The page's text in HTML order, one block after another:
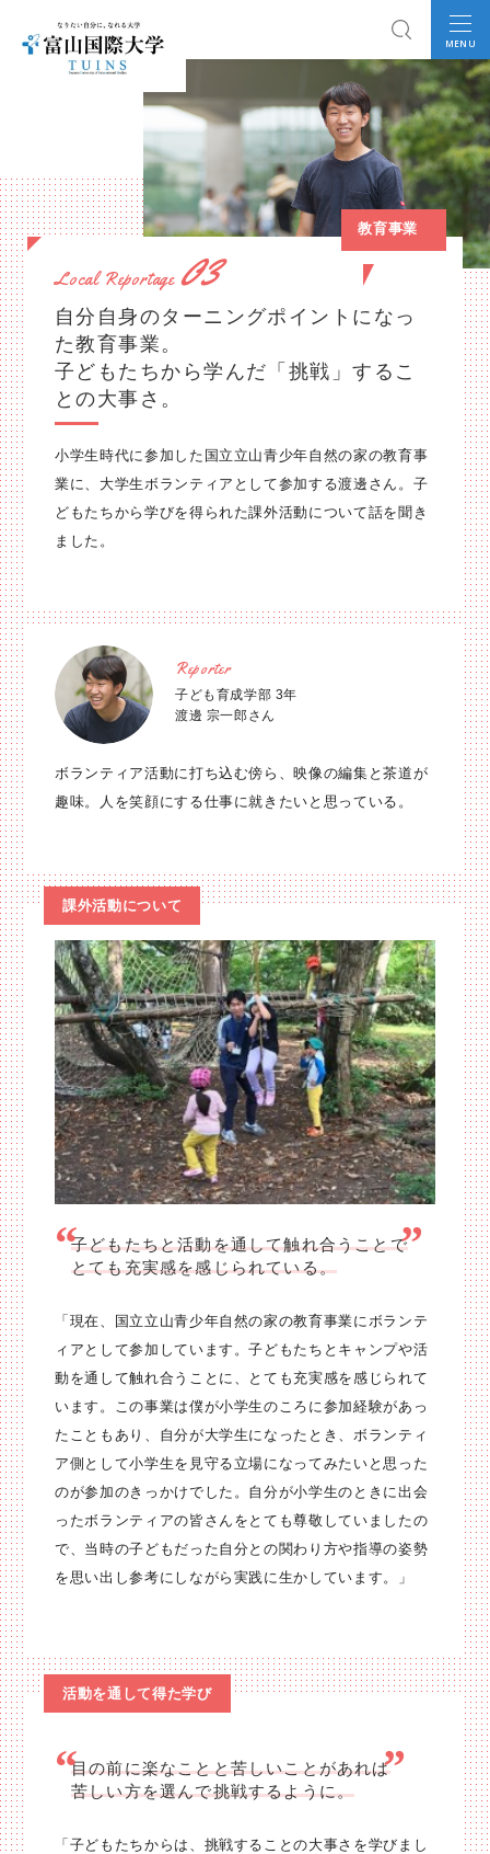
MENU
教育事業
Local Reportage 03
自分自身のターニングポイントになっ
た教育事業。
子どもたちから学んだ「挑戦」するこ
との大事さ。
小学生時代に参加した国立立山青少年自然の家の教育事
業に、大学生ボランティアとして参加する渡邊さん。子
どもたちから学びを得られた課外活動について話を聞き
ました。
Reporter
子ども育成学部 3年
渡邊 宗一郎さん
ボランティア活動に打ち込む傍ら、映像の編集と茶道が
趣味。人を笑顔にする仕事に就きたいと思っている。
課外活動について
子どもたちと活動を通して触れ合うことで
とても充実感を感じられている。
「現在、国立立山青少年自然の家の教育事業にボランテ
ィアとして参加しています。子どもたちとキャンプや活
動を通して触れ合うことに、とても充実感を感じられて
います。この事業は僕が小学生のころに参加経験があっ
たこともあり、自分が大学生になったとき、ボランティ
ア側として小学生を見守る立場になってみたいと思った
のが参加のきっかけでした。自分が小学生のときに出会
ったボランティアの皆さんをとても尊敬していましたの
で、当時の子どもだった自分との関わり方や指導の姿勢
を思い出し参考にしながら実践に生かしています。」
活動を通して得た学び
目の前に楽なことと苦しいことがあれば
苦しい方を選んで挑戦するように。
「子どもたちからは、挑戦することの大事さを学びまし